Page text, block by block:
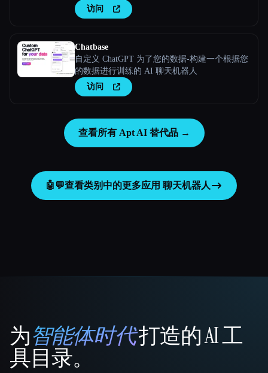
团队提供即时响应。
访问
Chatbase
自定义 ChatGPT 为了您的数据-构建一个根据您
的数据进行训练的 AI 聊天机器人
访问
查看所有 Apt AI 替代品 →
🤖💬查看类别中的更多应用 聊天机器人
That AI Collection
为智能体时代打造的 AI 工
具目录。